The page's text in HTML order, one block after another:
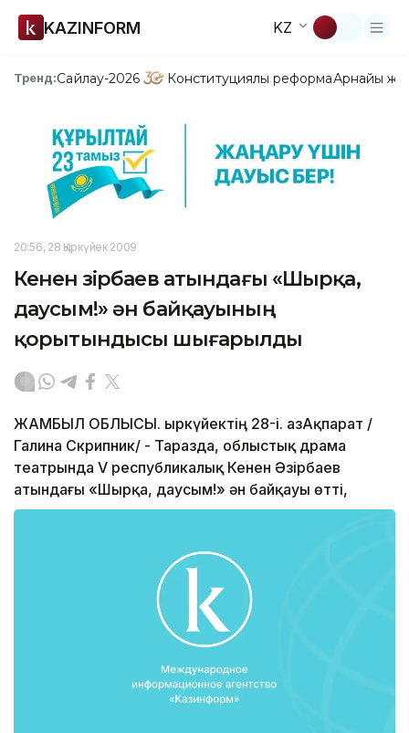
KAZINFORM KZ
Тренд:Сайлау-2026 Конституциялық реформаАрнайы
20:56, 28 Қыркүйек 2009
Кенен Әзірбаев атындағы «Шырқа,
даусым!» ән байқауының
қорытындысы шығарылды
ЖАМБЫЛ ОБЛЫСЫ. Қыркүйектің 28-і. ҚазАқпарат /
Галина Скрипник/ - Таразда, облыстық драма
театрында V республикалық Кенен Әзірбаев
атындағы «Шырқа, даусым!» ән байқауы өтті,